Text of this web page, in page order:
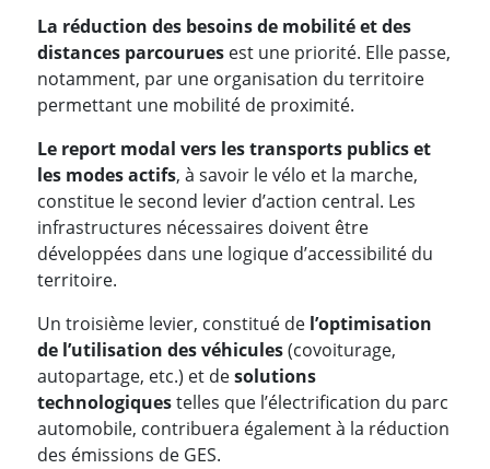
La réduction des besoins de mobilité et des
distances parcourues est une priorité. Elle passe,
notamment, par une organisation du territoire
permettant une mobilité de proximité.
Le report modal vers les transports publics et
les modes actifs, à savoir le vélo et la marche,
constitue le second levier d’action central. Les
infrastructures nécessaires doivent être
développées dans une logique d’accessibilité du
territoire.
Un troisième levier, constitué de l’optimisation
de l’utilisation des véhicules(covoiturage,
autopartage, etc.) et desolutions
technologiquestelles que l’électrification du parc
automobile, contribuera également à la réduction
des émissions de GES.